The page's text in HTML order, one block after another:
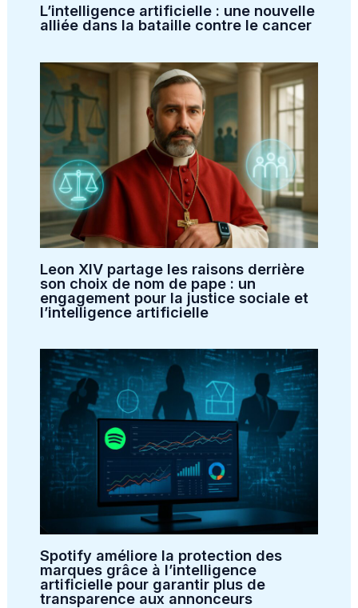
L’intelligence artificielle : une nouvelle
alliée dans la bataille contre le cancer
Leon XIV partage les raisons derrière
son choix de nom de pape : un
engagement pour la justice sociale et
l’intelligence artificielle
Spotify améliore la protection des
marques grâce à l’intelligence
artificielle pour garantir plus de
transparence aux annonceurs